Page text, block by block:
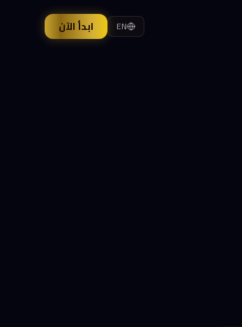
EN ابدأ الآن